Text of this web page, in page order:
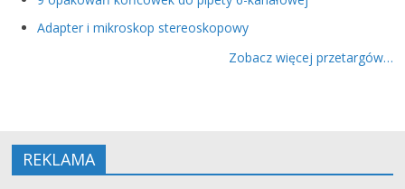
Adapter i mikroskop stereoskopowy
Zobacz więcej przetargów…
REKLAMA